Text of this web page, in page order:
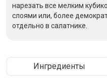
нарезать все мелким
слоями или, более
отдельно в салатнике.
Ингредиенты